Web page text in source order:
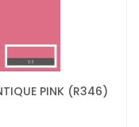
PINK (R346)